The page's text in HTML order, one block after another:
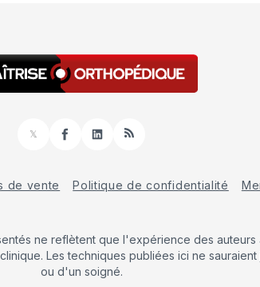
𝕏
FacebookLinkedInRSS
de vente Politique de confidentialité
ne reflètent que l'expérience des
Les techniques publiées ici ne
ou d'un soigné.